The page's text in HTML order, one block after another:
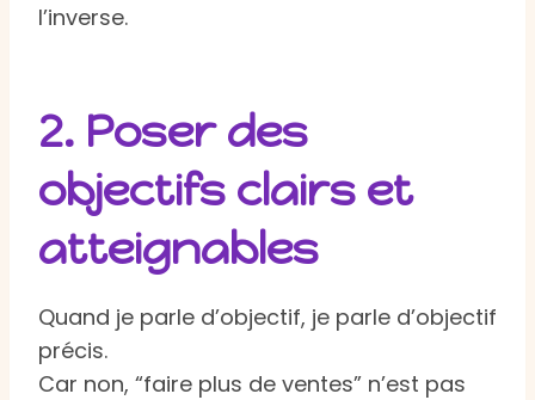
l’inverse.
2. Poser des
objectifs clairs et
atteignables
Quand je parle d’objectif, je parle d’objectif
précis.
Car non, “faire plus de ventes” n’est pas